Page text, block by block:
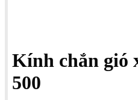
Kính chắn gió
500